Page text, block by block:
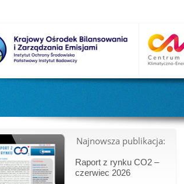
Najnowsza publikacja:
Raport z rynku CO2 –
czerwiec 2026